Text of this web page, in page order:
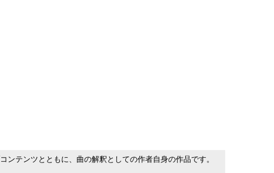
テンツとともに、曲の解釈としての作者自身の作品です。